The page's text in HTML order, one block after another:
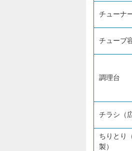
チューナ
チューブ
調理台
チラシ（
ちりとり
製）